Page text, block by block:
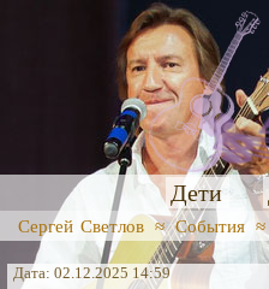
Дети
Сергей Светлов ≈События ≈
Дата: 02.12.2025 14:59